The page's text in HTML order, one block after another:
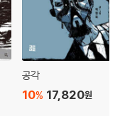
공각
17,820원
10%